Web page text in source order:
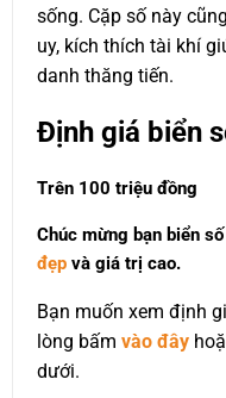
sống. Cặp số này
uy, kích thích tài khí
danh thăng tiến.
Định giá biển
Trên 100 triệu đồng
Chúc mừng bạn biển
đẹp và giá trị cao.
Bạn muốn xem định
lòng bấm vào đây
dưới.